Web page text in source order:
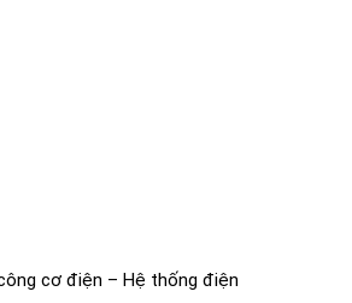
cơ điện – Hệ thống điện